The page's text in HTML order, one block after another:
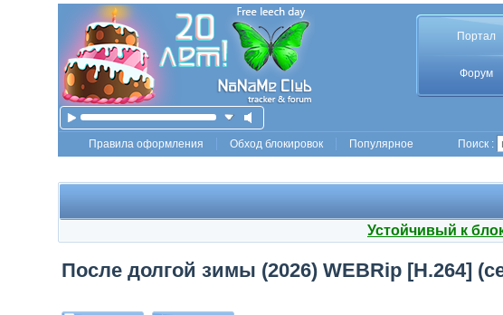
Портал
Форум
Правила оформления Обход блокировок Популярное Поиск :
Устойчивый к
После долгой зимы (2026) WEBRip [H.264]